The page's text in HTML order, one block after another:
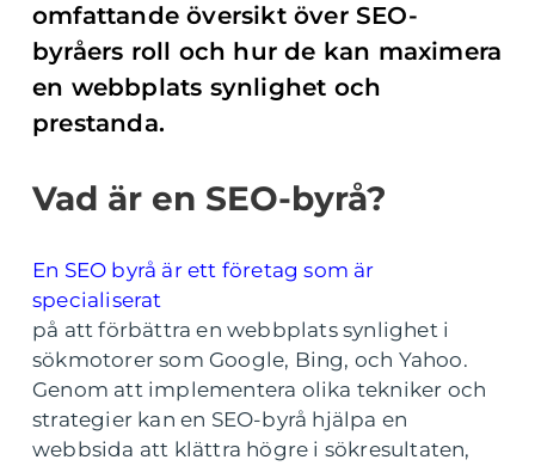
omfattande översikt över SEO-
byråers roll och hur de kan maximera
en webbplats synlighet och
prestanda.
Vad är en SEO-byrå?
En SEO byrå är ett företag som är
specialiserat
på att förbättra en webbplats synlighet i
sökmotorer som Google, Bing, och Yahoo.
Genom att implementera olika tekniker och
strategier kan en SEO-byrå hjälpa en
webbsida att klättra högre i sökresultaten,